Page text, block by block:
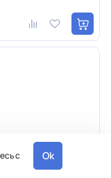
с Ok